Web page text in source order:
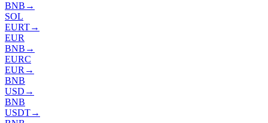
BNB →
SOL
EURT→
EUR
BNB →
EURC
EUR →
BNB
USD →
BNB
USDT→